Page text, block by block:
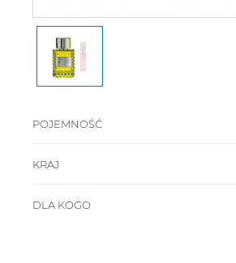
POJEMNOŚĆ
KRAJ
DLA KOGO